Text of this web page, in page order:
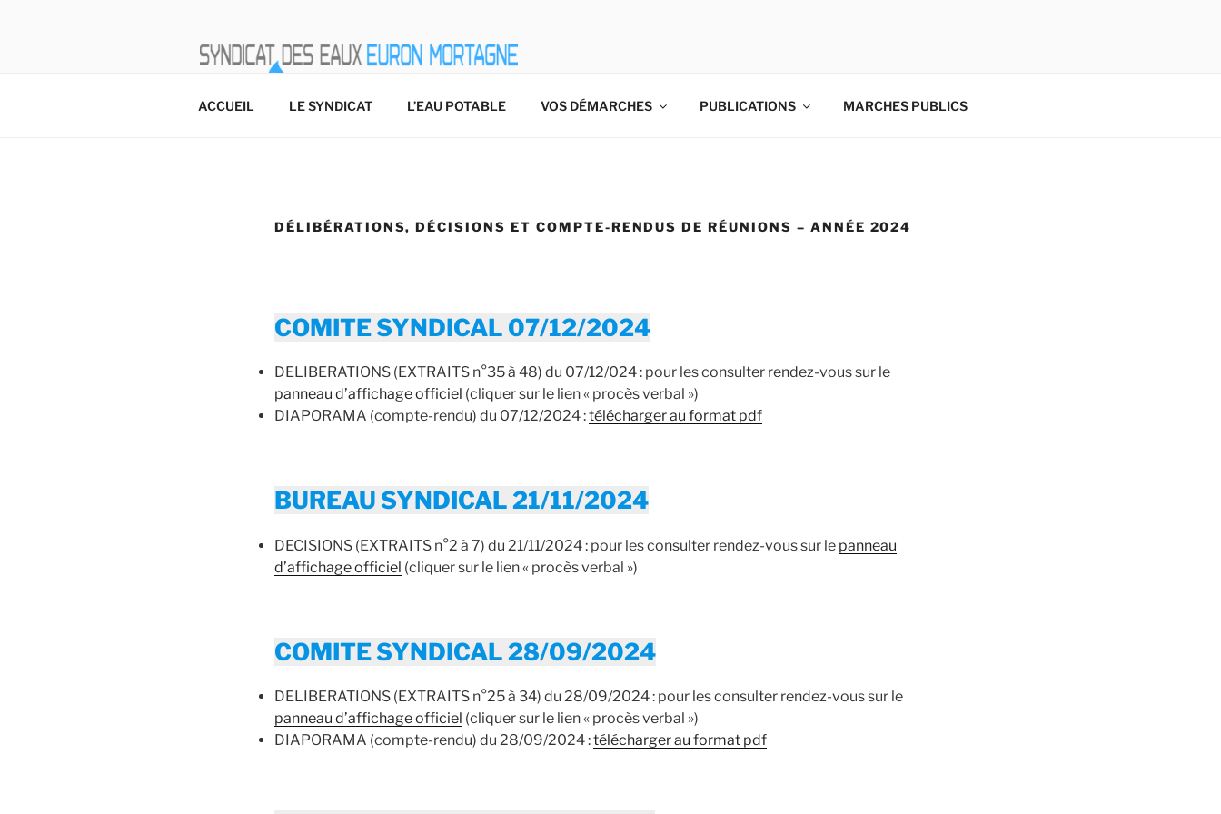
SIVU
EAUX EURON MORTAGNE
ACCUEIL LE SYNDICAT L’EAU POTABLE VOS DÉMARCHES PUBLICATIONS MARCHES PUBLICS
DÉLIBÉRATIONS, DÉCISIONS ET COMPTE-RENDUS DE RÉUNIONS – ANNÉE 2024
COMITE SYNDICAL 07/12/2024
DELIBERATIONS (EXTRAITS n°35 à 48) du 07/12/024 : pour les consulter rendez-vous sur le
panneau d’affichage officiel (cliquer sur le lien « procès verbal »)
DIAPORAMA (compte-rendu) du 07/12/2024 :télécharger au format pdf
BUREAU SYNDICAL 21/11/2024
DECISIONS (EXTRAITS n°2 à 7) du 21/11/2024 : pour les consulter rendez-vous sur le panneau
d’affichage officiel (cliquer sur le lien « procès verbal »)
COMITE SYNDICAL 28/09/2024
DELIBERATIONS (EXTRAITS n°25 à 34) du 28/09/2024 : pour les consulter rendez-vous sur le
panneau d’affichage officiel (cliquer sur le lien « procès verbal »)
DIAPORAMA (compte-rendu) du 28/09/2024 :télécharger au format pdf